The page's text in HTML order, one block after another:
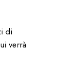
di
verrà